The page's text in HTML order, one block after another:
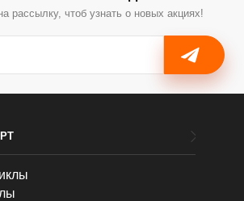
рассылку, чтоб узнать о новых акциях!